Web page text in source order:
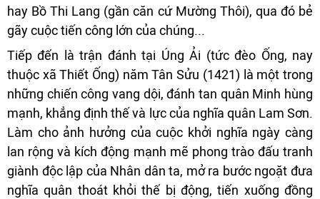
hay Bồ Thi Lang (gần căn cứ Mường Thôi), qua đó bẻ
gãy cuộc tiến công lớn của chúng...
Tiếp đến là trận đánh tại Úng Ải (tức đèo Ống, nay
thuộc xã Thiết Ống) năm Tân Sửu (1421) là một trong
những chiến công vang dội, đánh tan quân Minh hùng
mạnh, khẳng định thế và lực của nghĩa quân Lam Sơn.
Làm cho ảnh hưởng của cuộc khởi nghĩa ngày càng
lan rộng và kích động mạnh mẽ phong trào đấu tranh
giành độc lập của Nhân dân ta, mở ra bước ngoặt đưa
nghĩa quân thoát khỏi thế bị động, tiến xuống đồng